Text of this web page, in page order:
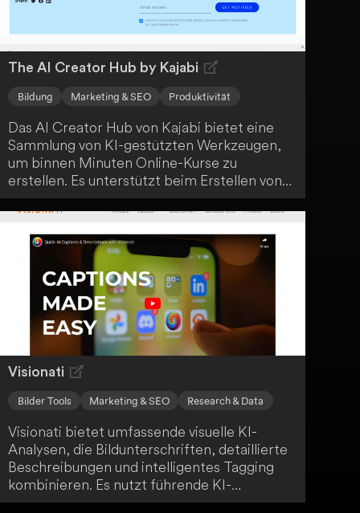
The AI Creator Hub by Kajabi
Bildung Marketing & SEO Produktivität
Das AI Creator Hub von Kajabi bietet eine
Sammlung von KI-gestützten Werkzeugen,
um binnen Minuten Online-Kurse zu
erstellen. Es unterstützt beim Erstellen von
Kursstrukturen sowie Marketingmaterialien,
wobei erste Entwürfe sofort generiert
werden. Nutzer müssen lediglich ihre Idee
einbringen.
Visionati
Bilder Tools Marketing & SEO Research & Data
Visionati bietet umfassende visuelle KI-
Analysen, die Bildunterschriften, detaillierte
Beschreibungen und intelligentes Tagging
kombinieren. Es nutzt führende KI-
Technologien für eine beispiellose